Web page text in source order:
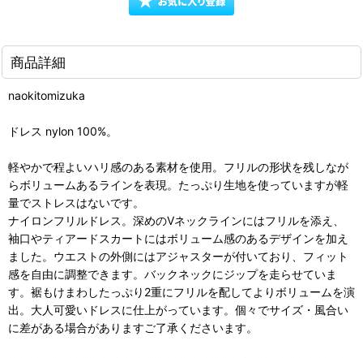
商品詳細
naokitomizuka
ドレス nylon 100%。
軽やかで程よいハリ感のある素材を使用。フリルの形状を残しなが
らボリュームあるラインを表現。たっぷり生地を使っていますが軽
量でストレスはないです。
ナイロンフリルドレス。深めのVネックラインにはフリルを添え、
袖口やティアードスカートにはボリューム感のあるデザインを加え
ました。ウエストの外側にはアジャスターが付いており、フィット
感を自由に調整できます。バックネックにジップを走らせていま
す。裾もけまわしたっぷり2重にフリルを配してよりボリュームを演
出。大人可愛いドレスに仕上がっています。個々でサイズ・風合い
に差がある場合がありますご了承くださいます。